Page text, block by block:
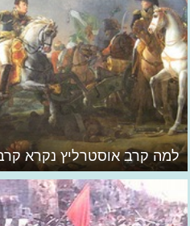
למה קרב אוסטרליץ נקרא